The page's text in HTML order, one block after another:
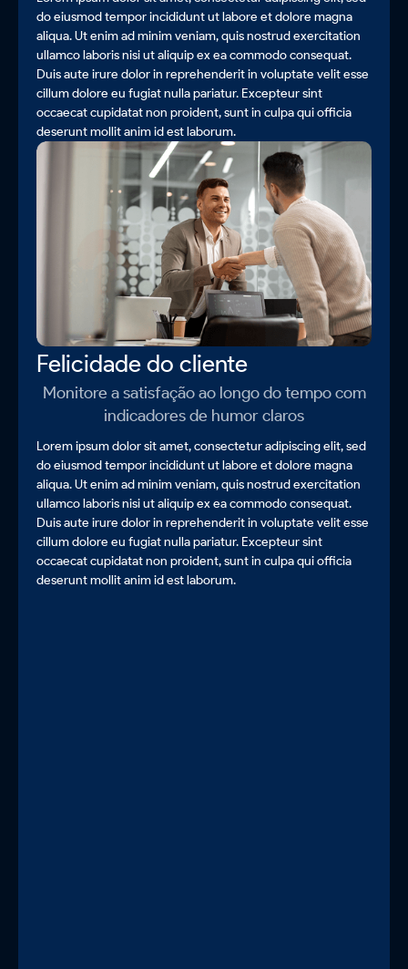
do eiusmod tempor incididunt ut labore et dolore magna
aliqua. Ut enim ad minim veniam, quis nostrud exercitation
ullamco laboris nisi ut aliquip ex ea commodo consequat.
Duis aute irure dolor in reprehenderit in voluptate velit esse
cillum dolore eu fugiat nulla pariatur. Excepteur sint
occaecat cupidatat non proident, sunt in culpa qui officia
deserunt mollit anim id est laborum.
Felicidade do cliente
Monitore a satisfação ao longo do tempo com
indicadores de humor claros
Lorem ipsum dolor sit amet, consectetur adipiscing elit, sed
do eiusmod tempor incididunt ut labore et dolore magna
aliqua. Ut enim ad minim veniam, quis nostrud exercitation
ullamco laboris nisi ut aliquip ex ea commodo consequat.
Duis aute irure dolor in reprehenderit in voluptate velit esse
cillum dolore eu fugiat nulla pariatur. Excepteur sint
occaecat cupidatat non proident, sunt in culpa qui officia
deserunt mollit anim id est laborum.